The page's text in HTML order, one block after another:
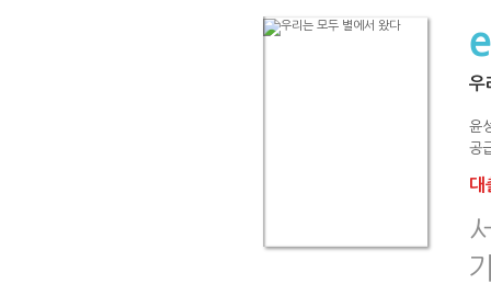
우
윤
공
대